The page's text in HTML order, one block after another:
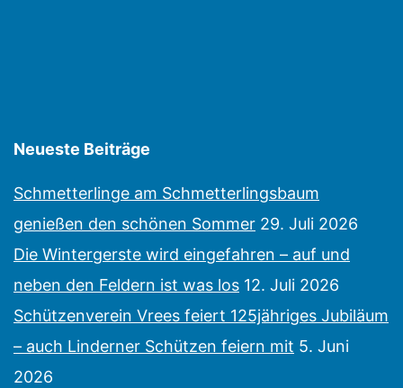
Neueste Beiträge
Schmetterlinge am Schmetterlingsbaum
genießen den schönen Sommer 29. Juli 2026
Die Wintergerste wird eingefahren – auf und
neben den Feldern ist was los 12. Juli 2026
Schützenverein Vrees feiert 125jähriges Jubiläum
– auch Linderner Schützen feiern mit 5. Juni
2026